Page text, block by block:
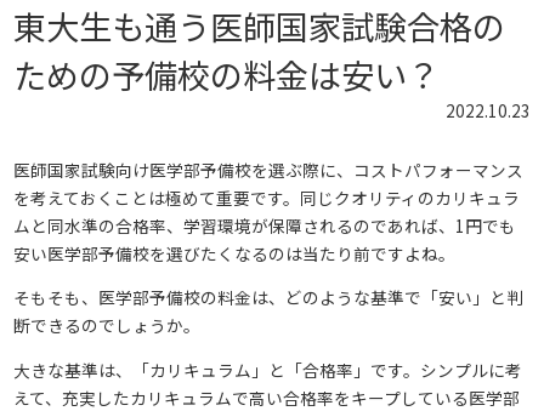
東大生も通う医師国家試験合格の
ための予備校の料金は安い？
2022.10.23
医師国家試験向け医学部予備校を選ぶ際に、コストパフォーマンス
を考えておくことは極めて重要です。同じクオリティのカリキュラ
ムと同水準の合格率、学習環境が保障されるのであれば、1円でも
安い医学部予備校を選びたくなるのは当たり前ですよね。
そもそも、医学部予備校の料金は、どのような基準で「安い」と判
断できるのでしょうか。
大きな基準は、「カリキュラム」と「合格率」です。シンプルに考
えて、充実したカリキュラムで高い合格率をキープしている医学部